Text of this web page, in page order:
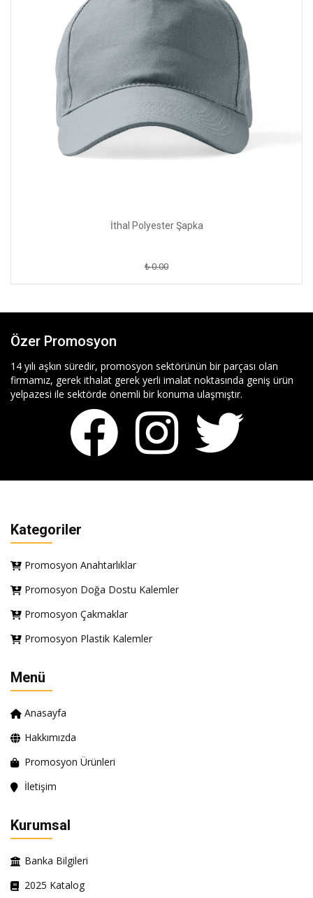
İthal Polyester Şapka
₺ 0.00
Özer Promosyon
14 yılı aşkın süredir, promosyon sektörünün bir parçası olan
firmamız, gerek ithalat gerek yerli imalat noktasında geniş ürün
yelpazesi ile sektörde önemli bir konuma ulaşmıştır.
Kategoriler
Promosyon Anahtarlıklar
Promosyon Doğa Dostu Kalemler
Promosyon Çakmaklar
Promosyon Plastik Kalemler
Menü
Anasayfa
Hakkımızda
Promosyon Ürünleri
İletişim
Kurumsal
Banka Bilgileri
2025 Katalog